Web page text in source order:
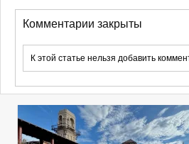
Комментарии закрыты
К этой статье нельзя добавить